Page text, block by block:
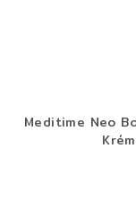
Meditime Neo